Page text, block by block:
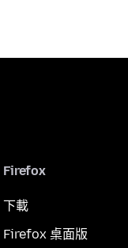
Firefox
下載
Firefox 桌面版